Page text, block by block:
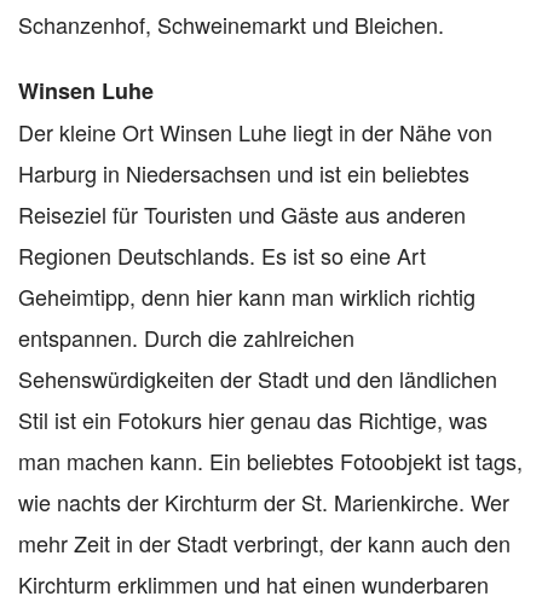
Schanzenhof, Schweinemarkt und Bleichen.
Winsen Luhe
Der kleine Ort Winsen Luhe liegt in der Nähe von
Harburg in Niedersachsen und ist ein beliebtes
Reiseziel für Touristen und Gäste aus anderen
Regionen Deutschlands. Es ist so eine Art
Geheimtipp, denn hier kann man wirklich richtig
entspannen. Durch die zahlreichen
Sehenswürdigkeiten der Stadt und den ländlichen
Stil ist ein Fotokurs hier genau das Richtige, was
man machen kann. Ein beliebtes Fotoobjekt ist tags,
wie nachts der Kirchturm der St. Marienkirche. Wer
mehr Zeit in der Stadt verbringt, der kann auch den
Kirchturm erklimmen und hat einen wunderbaren